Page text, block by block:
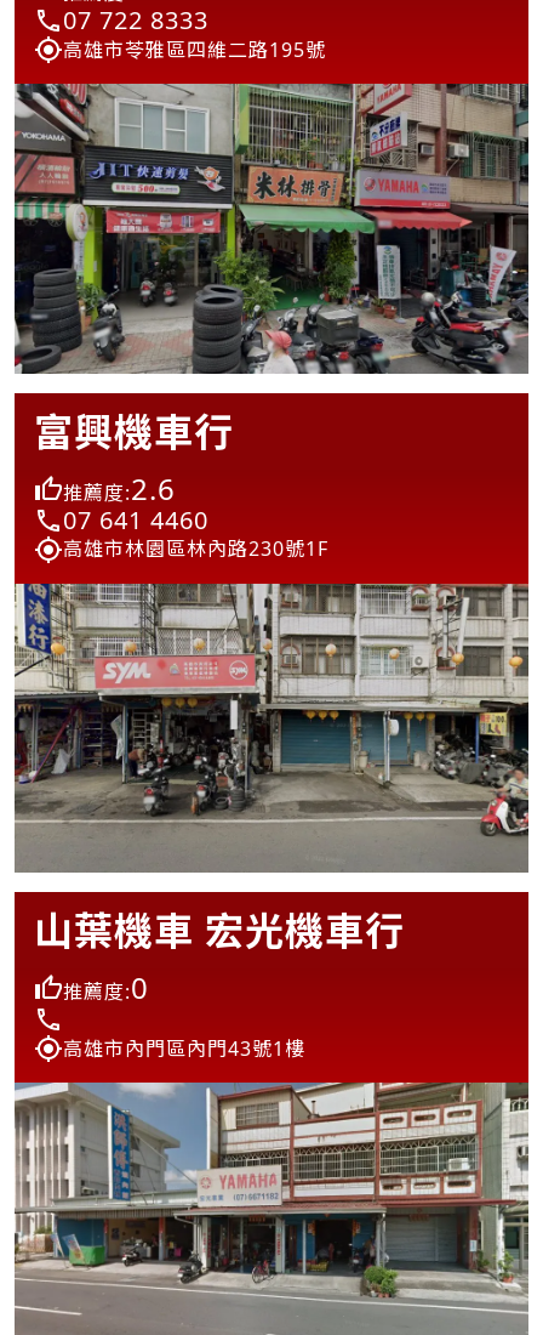
07 722 8333
高雄市苓雅區四維二路195號
富興機車行
推薦度:2.6
07 641 4460
高雄市林園區林內路230號1F
山葉機車 宏光機車行
推薦度:0
高雄市內門區內門43號1樓